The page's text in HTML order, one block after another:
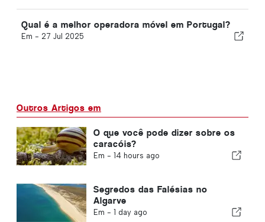
Qual é a melhor operadora móvel em Portugal?
Em - 27 Jul 2025
Outros Artigos em
O que você pode dizer sobre os
caracóis?
Em - 14 hours ago
Segredos das Falésias no
Algarve
Em - 1 day ago